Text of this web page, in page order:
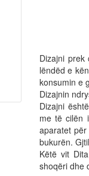
Dizajni
lëndëd e
konsumin e
Dizajnin
Dizajni
me të cilën
aparatet
bukurën.
Këtë vit
shoqëri dhe